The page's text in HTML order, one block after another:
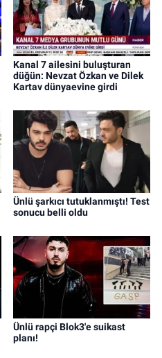
Kanal 7 ailesini buluşturan
düğün: Nevzat Özkan ve Dilek
Kartav dünyaevine girdi
Ünlü şarkıcı tutuklanmıştı! Test
sonucu belli oldu
Ünlü rapçi Blok3'e suikast
planı!